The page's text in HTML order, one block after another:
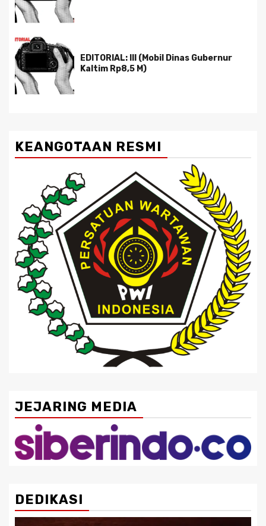
EDITORIAL: III (Mobil Dinas Gubernur
Kaltim Rp8,5 M)
KEANGOTAAN RESMI
JEJARING MEDIA
DEDIKASI